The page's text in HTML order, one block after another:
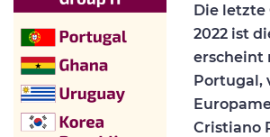
Die letzte
2022 ist
erscheint
Portugal,
Cristiano